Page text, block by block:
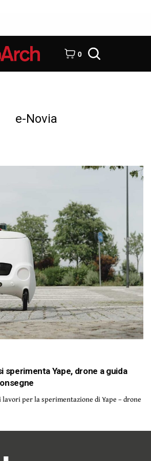
0
e-Novia
sperimenta Yape, drone a guida
per la sperimentazione di Yape – drone